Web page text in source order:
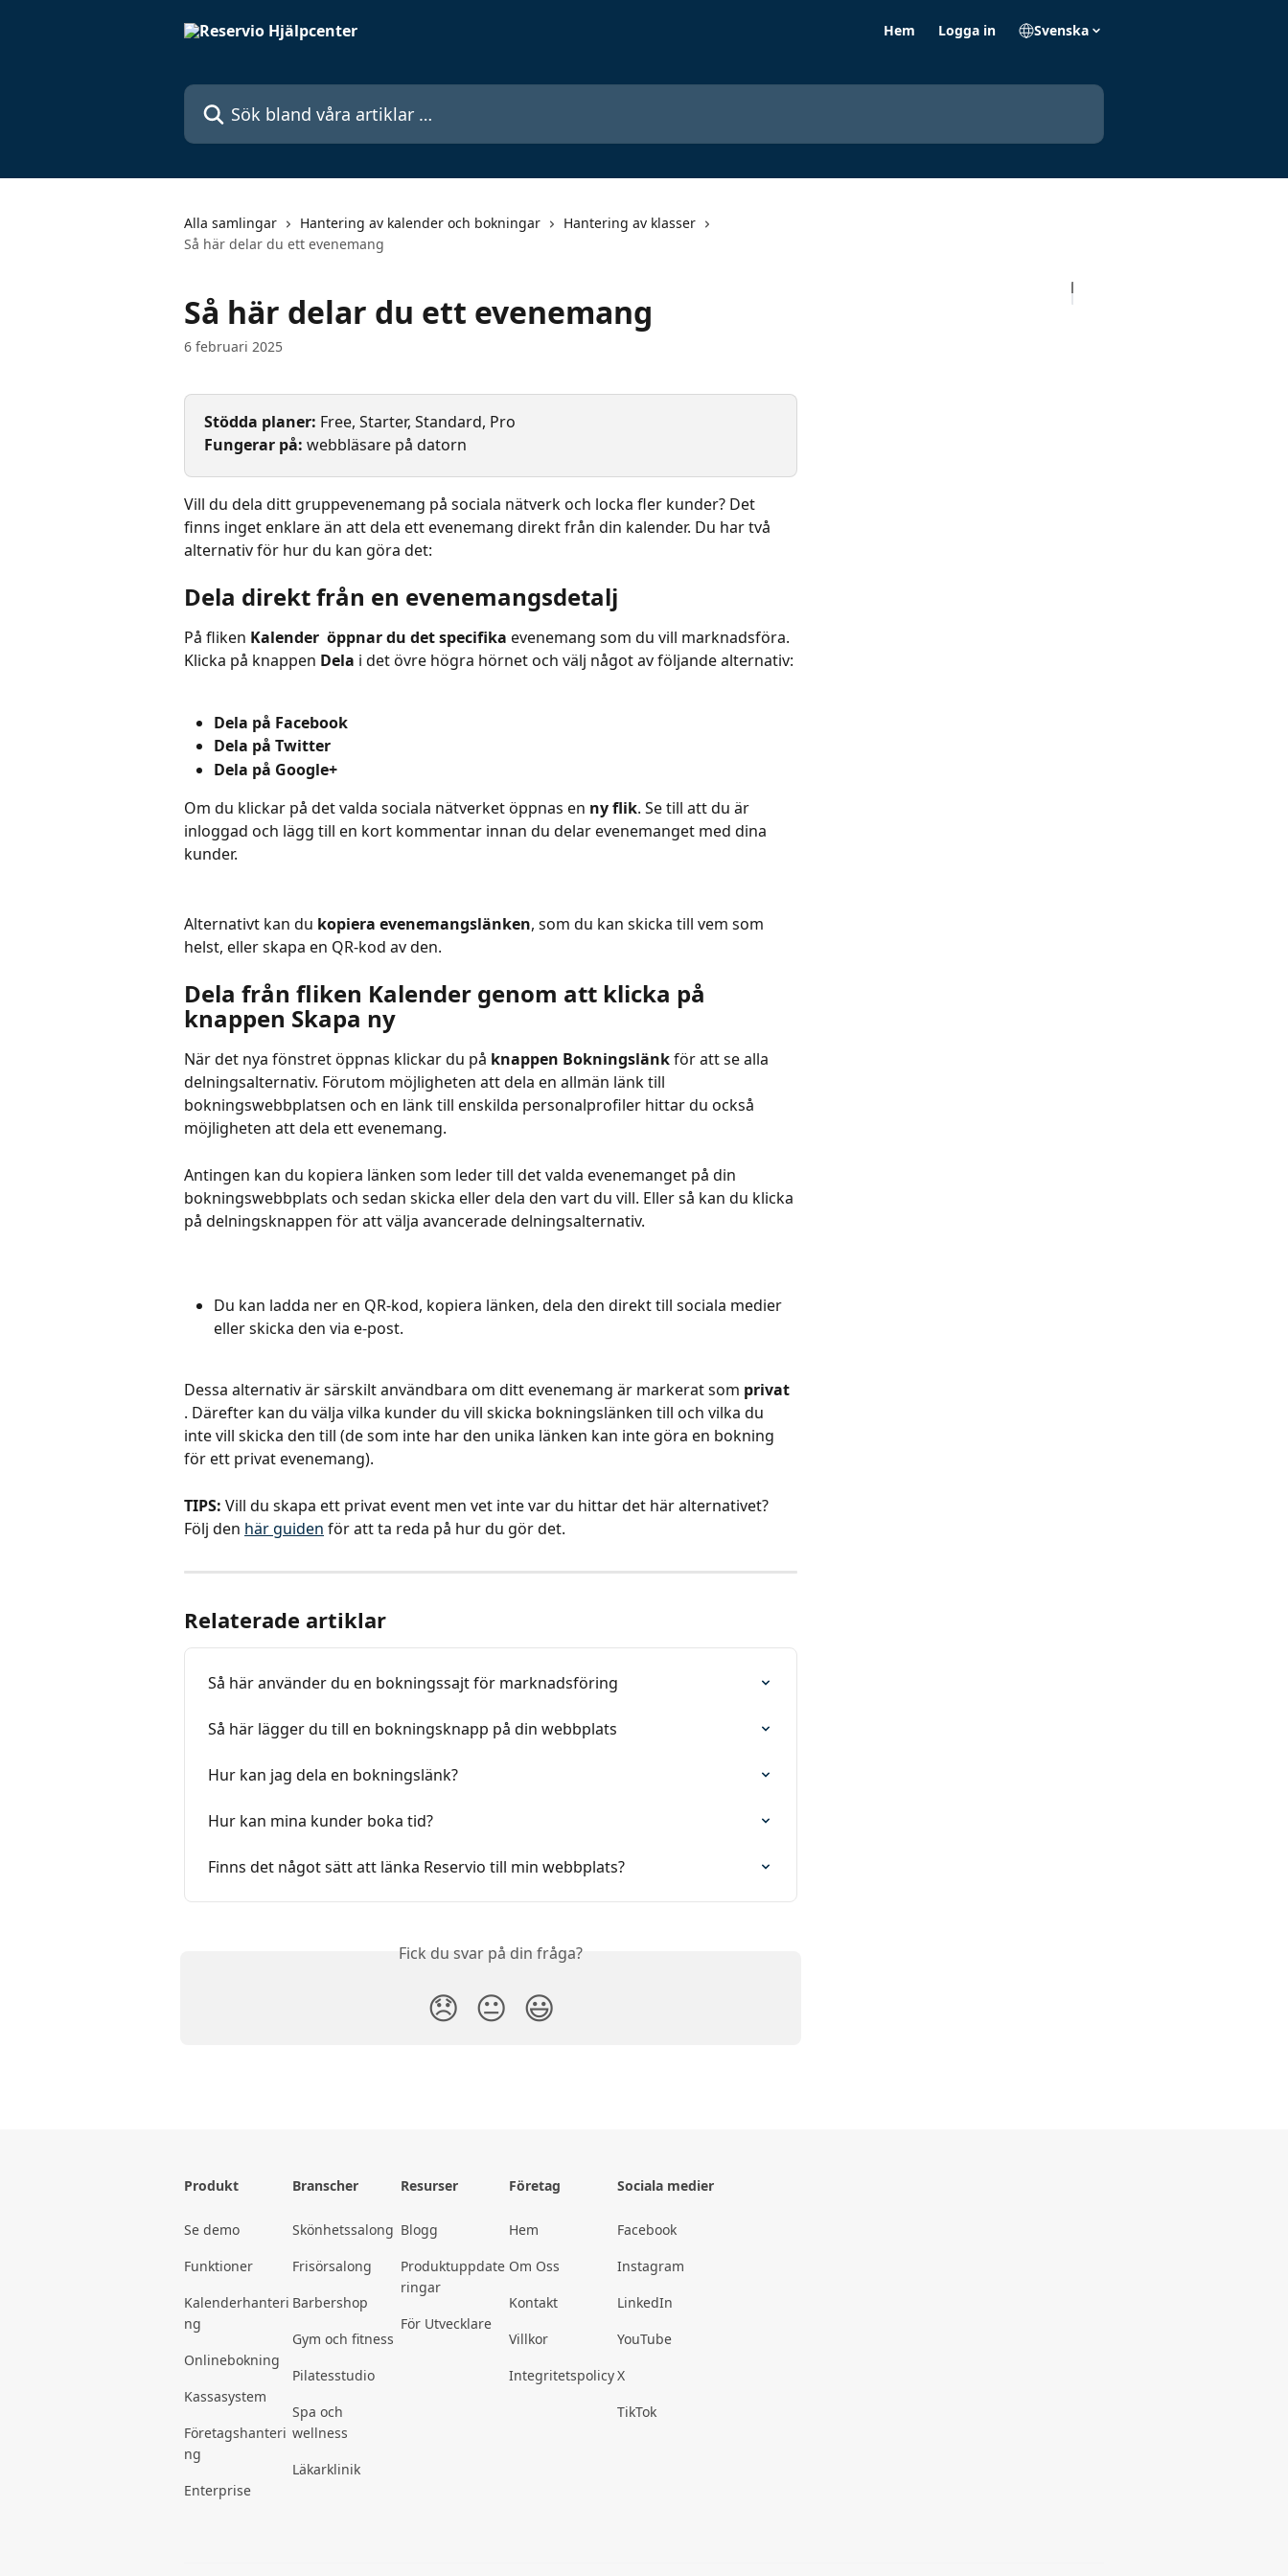
Hem Logga in Svenska
Sök bland våra artiklar …
Alla samlingar Hantering av kalender och bokningar
Hantering av klasser
Så här delar du ett evenemang
Så här delar du ett evenemang
6 februari 2025
Stödda planer: Free, Starter, Standard, Pro
Fungerar på: webbläsare på datorn
Vill du dela ditt gruppevenemang på sociala nätverk och locka fler kunder? Det
finns inget enklare än att dela ett evenemang direkt från din kalender. Du har två
alternativ för hur du kan göra det:
Dela direkt från en evenemangsdetalj
På fliken Kalender öppnar du det specifika evenemang som du vill marknadsföra.
Klicka på knappen Dela i det övre högra hörnet och välj något av följande alternativ:
Dela på Facebook
Dela på Twitter
Dela på Google+
Om du klickar på det valda sociala nätverket öppnas en ny flik. Se till att du är
inloggad och lägg till en kort kommentar innan du delar evenemanget med dina
kunder.
Alternativt kan du kopiera evenemangslänken, som du kan skicka till vem som
helst, eller skapa en QR-kod av den.
Dela från fliken Kalender genom att klicka på
knappen Skapa ny
När det nya fönstret öppnas klickar du på knappen Bokningslänk för att se alla
delningsalternativ. Förutom möjligheten att dela en allmän länk till
bokningswebbplatsen och en länk till enskilda personalprofiler hittar du också
möjligheten att dela ett evenemang.
Antingen kan du kopiera länken som leder till det valda evenemanget på din
bokningswebbplats och sedan skicka eller dela den vart du vill. Eller så kan du klicka
på delningsknappen för att välja avancerade delningsalternativ.
Du kan ladda ner en QR-kod, kopiera länken, dela den direkt till sociala medier
eller skicka den via e-post.
Dessa alternativ är särskilt användbara om ditt evenemang är markerat som privat
. Därefter kan du välja vilka kunder du vill skicka bokningslänken till och vilka du
inte vill skicka den till (de som inte har den unika länken kan inte göra en bokning
för ett privat evenemang).
TIPS: Vill du skapa ett privat event men vet inte var du hittar det här alternativet?
Följ den här guiden för att ta reda på hur du gör det.
Relaterade artiklar
Så här använder du en bokningssajt för marknadsföring
Så här lägger du till en bokningsknapp på din webbplats
Hur kan jag dela en bokningslänk?
Hur kan mina kunder boka tid?
Finns det något sätt att länka Reservio till min webbplats?
Fick du svar på din fråga?
😞 😐 😃
Produkt
Se demo
Funktioner
Kalenderhanteri
ng
Onlinebokning
Kassasystem
Företagshanteri
ng
Enterprise
Branscher
Skönhetssalong
Frisörsalong
Barbershop
Gym och fitness
Pilatesstudio
Spa och
wellness
Läkarklinik
Resurser
Blogg
Produktuppdate
ringar
För Utvecklare
Företag
Hem
Om Oss
Kontakt
Villkor
Integritetspolicy
Sociala medier
Facebook
Instagram
LinkedIn
YouTube
X
TikTok